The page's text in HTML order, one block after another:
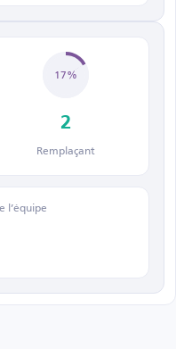
17%
2
Remplaçant
l’équipe